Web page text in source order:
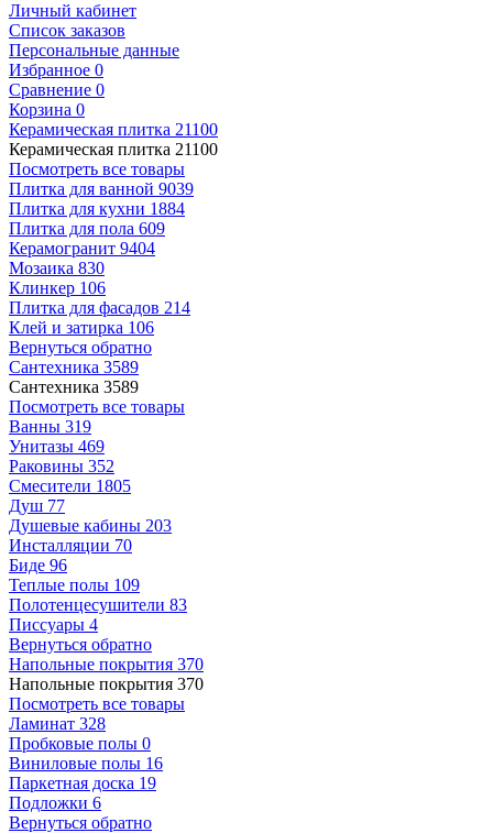
Личный кабинет
Список заказов
Персональные данные
Избранное 0
Сравнение 0
Корзина 0
Керамическая плитка 21100
Керамическая плитка 21100
Посмотреть все товары
Плитка для ванной 9039
Плитка для кухни 1884
Плитка для пола 609
Керамогранит 9404
Мозаика 830
Клинкер 106
Плитка для фасадов 214
Клей и затирка 106
Вернуться обратно
Сантехника 3589
Сантехника 3589
Посмотреть все товары
Ванны 319
Унитазы 469
Раковины 352
Смесители 1805
Душ 77
Душевые кабины 203
Инсталляции 70
Биде 96
Теплые полы 109
Полотенцесушители 83
Писсуары 4
Вернуться обратно
Напольные покрытия 370
Напольные покрытия 370
Посмотреть все товары
Ламинат 328
Пробковые полы 0
Виниловые полы 16
Паркетная доска 19
Подложки 6
Вернуться обратно